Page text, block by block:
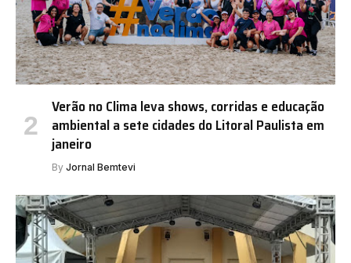
Verão no Clima leva shows, corridas e educação
ambiental a sete cidades do Litoral Paulista em
janeiro
By Jornal Bemtevi